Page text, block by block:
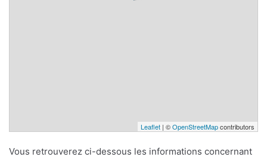
Leaflet | ©OpenStreetMapcontributors
Vous retrouverez ci-dessous les informations concernant